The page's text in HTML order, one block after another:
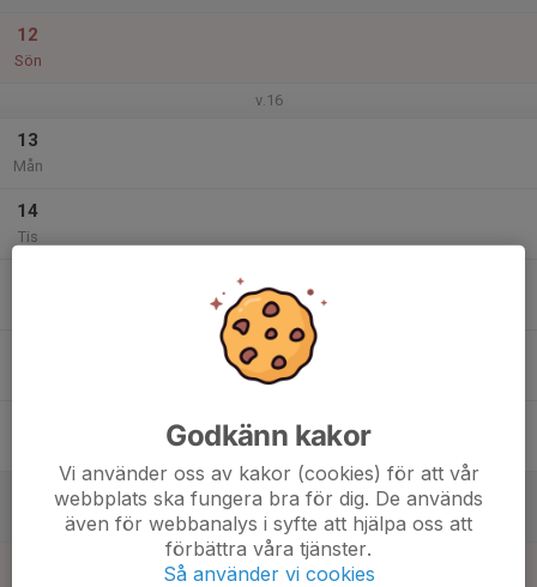
12
Sön
v.16
13
Mån
14
Tis
Godkänn kakor
Vi använder oss av kakor (cookies) för att vår
webbplats ska fungera bra för dig. De används
även för webbanalys i syfte att hjälpa oss att
förbättra våra tjänster.
Så använder vi cookies